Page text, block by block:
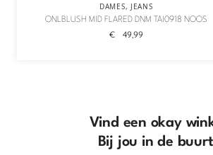
DAMES, JEANS
ONLBLUSH MID FLARED DNM TAI0918 NOOS
€ 49,99
Vind een okay
Bij jou in de